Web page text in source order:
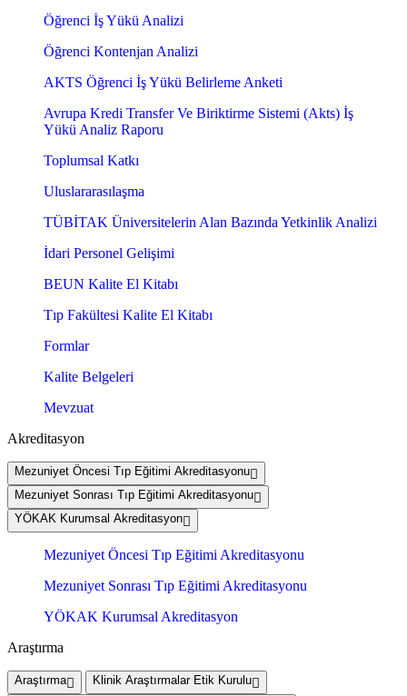
Öğrenci İş Yükü Analizi
Öğrenci Kontenjan Analizi
AKTS Öğrenci İş Yükü Belirleme Anketi
Avrupa Kredi Transfer Ve Biriktirme Sistemi (Akts) İş
Yükü Analiz Raporu
Toplumsal Katkı
Uluslararasılaşma
TÜBİTAK Üniversitelerin Alan Bazında Yetkinlik Analizi
İdari Personel Gelişimi
BEUN Kalite El Kitabı
Tıp Fakültesi Kalite El Kitabı
Formlar
Kalite Belgeleri
Mevzuat
Akreditasyon
Mezuniyet Öncesi Tıp Eğitimi Akreditasyonu
Mezuniyet Sonrası Tıp Eğitimi Akreditasyonu
YÖKAK Kurumsal Akreditasyon
Mezuniyet Öncesi Tıp Eğitimi Akreditasyonu
Mezuniyet Sonrası Tıp Eğitimi Akreditasyonu
YÖKAK Kurumsal Akreditasyon
Araştırma
Araştırma
Klinik Araştırmalar Etik Kurulu